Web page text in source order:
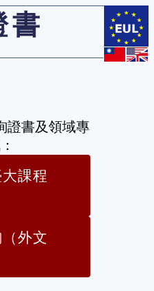
書
證書及領域專
課程
外文